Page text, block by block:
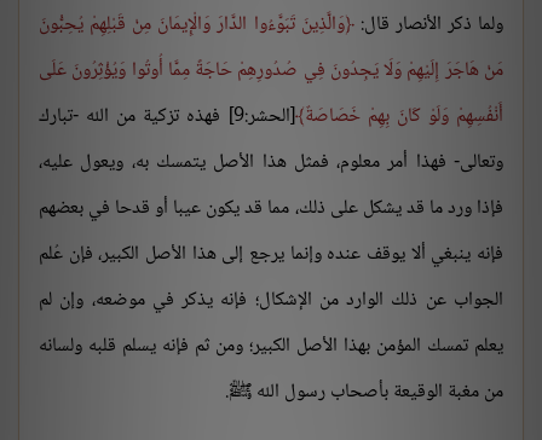
ولما ذكر الأنصار قال: وَالَّذِينَ تَبَوَّءُوا الدَّارَ وَالْإِيمَانَ مِنْ قَبْلِهِمْ يُحِبُّونَ
مَنْ هَاجَرَ إِلَيْهِمْ وَلَا يَجِدُونَ فِي صُدُورِهِمْ حَاجَةً مِمَّا أُوتُوا وَيُؤْثِرُونَ عَلَى
أَنْفُسِهِمْ وَلَوْ كَانَ بِهِمْ خَصَاصَةٌ
[الحشر:9] فهذه تزكية من الله -تبارك
وتعالى- فهذا أمر معلوم، فمثل هذا الأصل يتمسك به، ويعول عليه،
فإذا ورد ما قد يشكل على ذلك، مما قد يكون عيبا أو قدحا في بعضهم
فإنه ينبغي ألا يوقف عنده وإنما يرجع إلى هذا الأصل الكبير، فإن عُلم
الجواب عن ذلك الوارد من الإشكال؛ فإنه يذكر في موضعه، وإن لم
يعلم تمسك المؤمن بهذا الأصل الكبير؛ ومن ثم فإنه يسلم قلبه ولسانه
من مغبة الوقيعة بأصحاب رسول الله ﷺ.